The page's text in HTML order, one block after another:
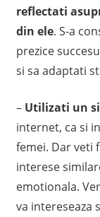
reflectati
din ele. S-a
prezice
si sa adaptati
– Utilizati un
internet, ca si
femei. Dar veti
interese
emotionala.
va intereseaza